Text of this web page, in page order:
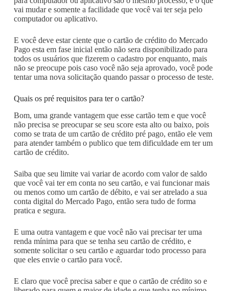
vai mudar e somente a facilidade que você vai ter seja pelo
computador ou aplicativo.
E você deve estar ciente que o cartão de crédito do Mercado
Pago esta em fase inicial então não sera disponibilizado para
todos os usuários que fizerem o cadastro por enquanto, mais
não se preocupe pois caso você não seja aprovado, você pode
tentar uma nova solicitação quando passar o processo de teste.
Quais os pré requisitos para ter o cartão?
Bom, uma grande vantagem que esse cartão tem e que você
não precisa se preocupar se seu score esta alto ou baixo, pois
como se trata de um cartão de crédito pré pago, então ele vem
para atender também o publico que tem dificuldade em ter um
cartão de crédito.
Saiba que seu limite vai variar de acordo com valor de saldo
que você vai ter em conta no seu cartão, e vai funcionar mais
ou menos como um cartão de débito, e vai ser atrelado a sua
conta digital do Mercado Pago, então sera tudo de forma
pratica e segura.
E uma outra vantagem e que você não vai precisar ter uma
renda mínima para que se tenha seu cartão de crédito, e
somente solicitar o seu cartão e aguardar todo processo para
que eles envie o cartão para você.
E claro que você precisa saber e que o cartão de crédito so e